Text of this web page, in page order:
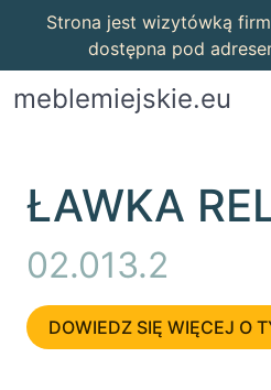
Strona jest wizytówką
dostępna pod
meblemiejskie.eu
ŁAWKA
02.013.2
DOWIEDZ SIĘ WIĘCEJ O